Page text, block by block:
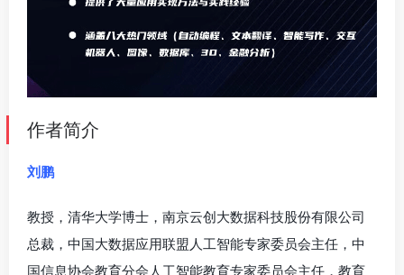
作者简介
刘鹏
教授，清华大学博士，南京云创大数据科技股份有限公司
总裁，中国大数据应用联盟人工智能专家委员会主任，中
国信息协会教育分会人工智能教育专家委员会主任，教育